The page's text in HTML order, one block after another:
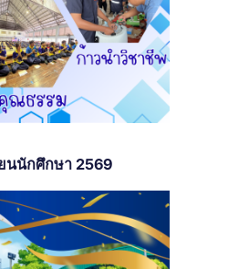
นนักศึกษา 2569